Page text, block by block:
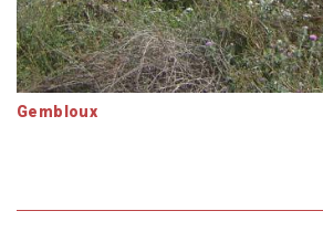
Gembloux